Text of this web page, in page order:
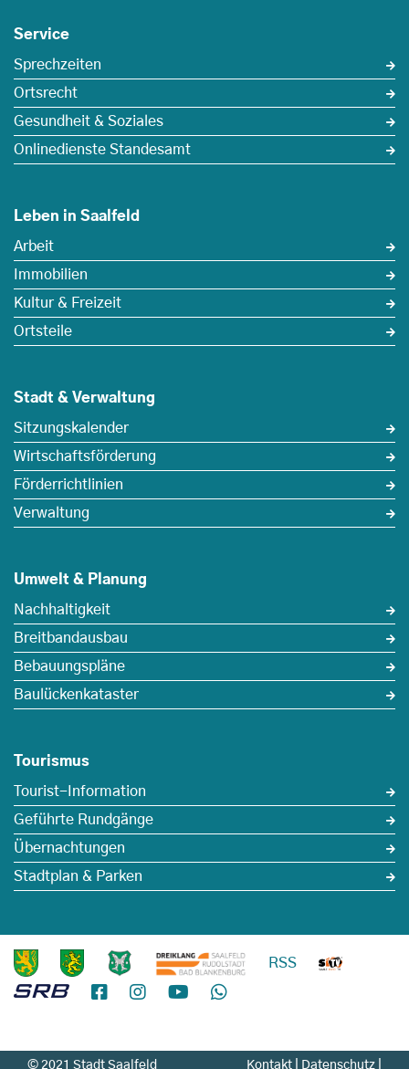
Service
Sprechzeiten
Ortsrecht
Gesundheit & Soziales
Onlinedienste Standesamt
Leben in Saalfeld
Arbeit
Immobilien
Kultur & Freizeit
Ortsteile
Stadt & Verwaltung
Sitzungskalender
Wirtschaftsförderung
Förderrichtlinien
Verwaltung
Umwelt & Planung
Nachhaltigkeit
Breitbandausbau
Bebauungspläne
Baulückenkataster
Tourismus
Tourist-Information
Geführte Rundgänge
Übernachtungen
Stadtplan & Parken
RSS
© 2021 Stadt Saalfeld Kontakt Datenschutz